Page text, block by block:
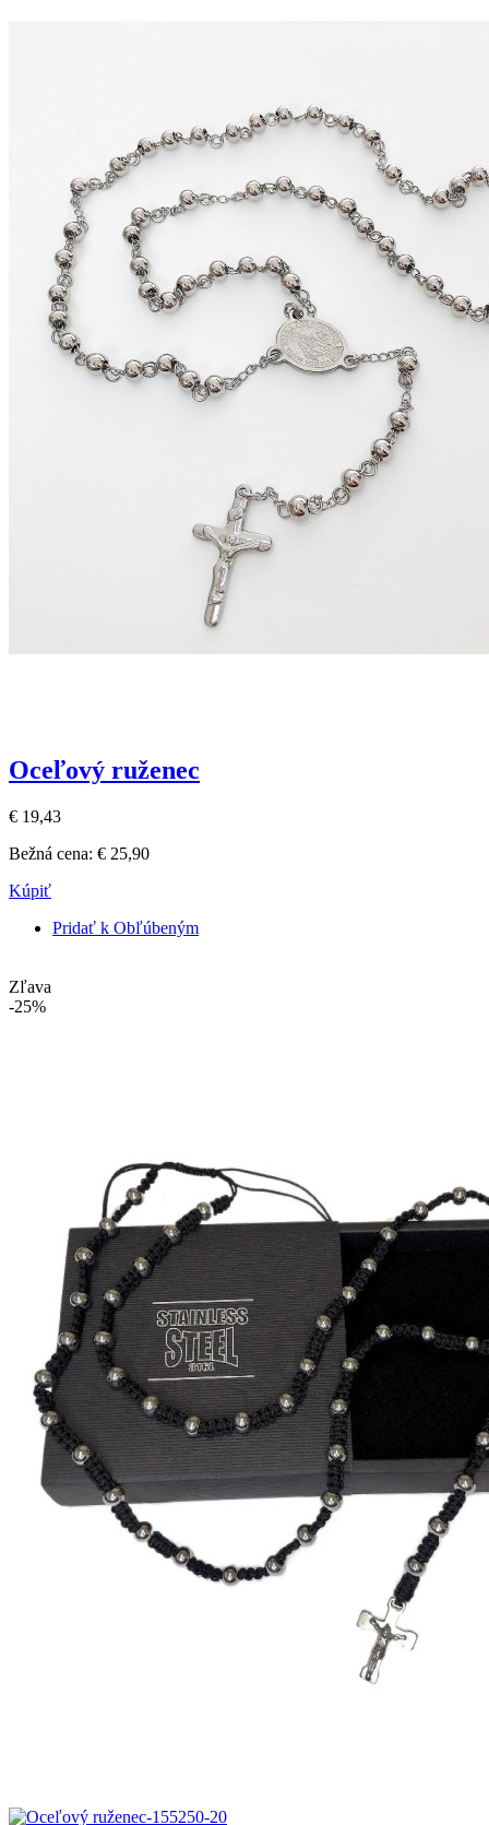
Oceľový ruženec
€ 19,43
Bežná cena: € 25,90
Kúpiť
Pridať k Obľúbeným
Zľava
-25%